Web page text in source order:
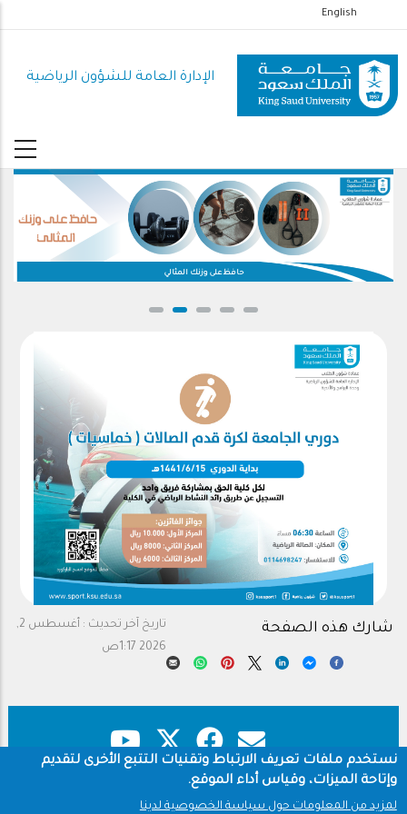
إلى
المحتوى
الرئيسي
English
الإدارة العامة للشؤون الرياضية
حافظ على وزنك المثالي
تاريخ آخر تحديث :
أغسطس 2,
2026 1:17ص
شارك هذه الصفحة
Footer
نستخدم ملفات تعريف الارتباط وتقنيات التتبع الأخرى لتقديم
وإتاحة الميزات، وقياس أداء الموقع.
لمزيد من المعلومات حول سياسة الخصوصية لدينا